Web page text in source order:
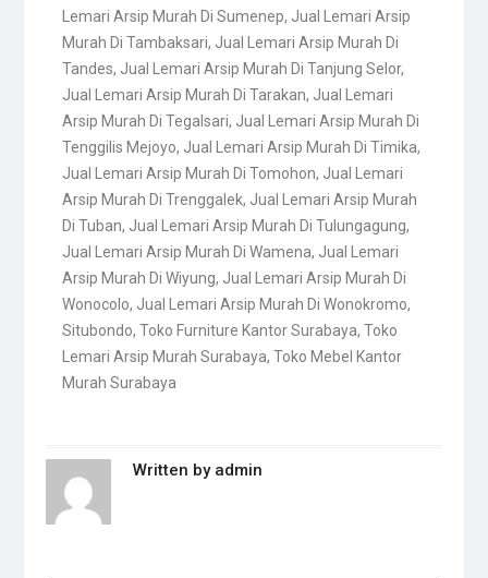
Lemari Arsip Murah Di Sumenep, Jual Lemari Arsip
Murah Di Tambaksari, Jual Lemari Arsip Murah Di
Tandes, Jual Lemari Arsip Murah Di Tanjung Selor,
Jual Lemari Arsip Murah Di Tarakan, Jual Lemari
Arsip Murah Di Tegalsari, Jual Lemari Arsip Murah Di
Tenggilis Mejoyo, Jual Lemari Arsip Murah Di Timika,
Jual Lemari Arsip Murah Di Tomohon, Jual Lemari
Arsip Murah Di Trenggalek, Jual Lemari Arsip Murah
Di Tuban, Jual Lemari Arsip Murah Di Tulungagung,
Jual Lemari Arsip Murah Di Wamena, Jual Lemari
Arsip Murah Di Wiyung, Jual Lemari Arsip Murah Di
Wonocolo, Jual Lemari Arsip Murah Di Wonokromo,
Situbondo, Toko Furniture Kantor Surabaya, Toko
Lemari Arsip Murah Surabaya, Toko Mebel Kantor
Murah Surabaya
Written by admin